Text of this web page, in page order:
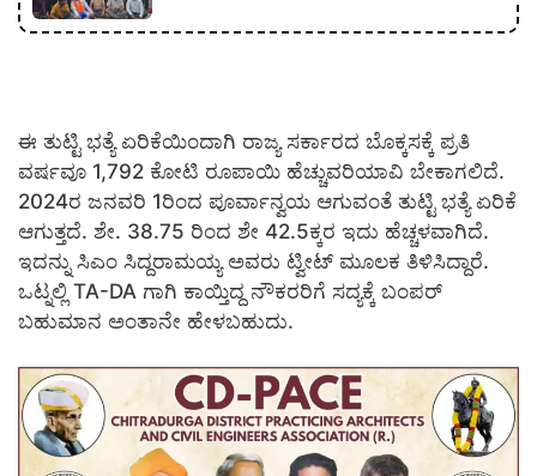
ಈ ತುಟ್ಟಿ ಭತ್ಯೆ ಏರಿಕೆಯಿಂದಾಗಿ ರಾಜ್ಯ ಸರ್ಕಾರದ ಬೊಕ್ಕಸಕ್ಕೆ ಪ್ರತಿ
ವರ್ಷವೂ 1,792 ಕೋಟಿ ರೂಪಾಯಿ ಹೆಚ್ಚುವರಿಯಾವಿ ಬೇಕಾಗಲಿದೆ.
2024ರ ಜನವರಿ 1ರಿಂದ ಪೂರ್ವಾನ್ವಯ ಆಗುವಂತೆ ತುಟ್ಟಿ ಭತ್ಯೆ ಏರಿಕೆ
ಆಗುತ್ತದೆ. ಶೇ. 38.75 ರಿಂದ ಶೇ 42.5ಕ್ಕರ ಇದು ಹೆಚ್ಚಳವಾಗಿದೆ.
ಇದನ್ನು ಸಿಎಂ ಸಿದ್ದರಾಮಯ್ಯ ಅವರು ಟ್ವೀಟ್ ಮೂಲಕ ತಿಳಿಸಿದ್ದಾರೆ.
ಒಟ್ನಲ್ಲಿ TA-DA ಗಾಗಿ ಕಾಯ್ತಿದ್ದ ನೌಕರರಿಗೆ ಸದ್ಯಕ್ಕೆ ಬಂಪರ್
ಬಹುಮಾನ ಅಂತಾನೇ ಹೇಳಬಹುದು.